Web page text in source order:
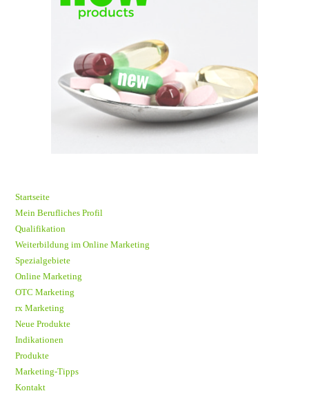
Startseite
Mein Berufliches Profil
Qualifikation
Weiterbildung im Online Marketing
Spezialgebiete
Online Marketing
OTC Marketing
rx Marketing
Neue Produkte
Indikationen
Produkte
Marketing-Tipps
Kontakt